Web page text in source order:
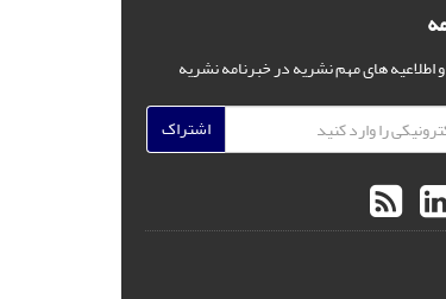
اطلاعیه های مهم نشریه در خبرنامه نشریه
اشتراک